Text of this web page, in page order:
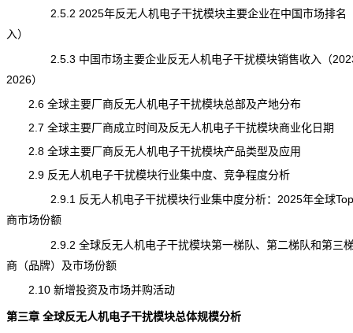
2.5.2 2025年反无人机电子干扰模块主要企业在中国市场排名
入）
2.5.3 中国市场主要企业反无人机电子干扰模块销售收入（
2026）
2.6 全球主要厂商反无人机电子干扰模块总部及产地分布
2.7 全球主要厂商成立时间及反无人机电子干扰模块商业化日期
2.8 全球主要厂商反无人机电子干扰模块产品类型及应用
2.9 反无人机电子干扰模块行业集中度、竞争程度分析
2.9.1 反无人机电子干扰模块行业集中度分析：2025年全球Top
商市场份额
2.9.2 全球反无人机电子干扰模块第一梯队、第二梯队和第三
商（品牌）及市场份额
2.10 新增投资及市场并购活动
第三章 全球反无人机电子干扰模块总体规模分析